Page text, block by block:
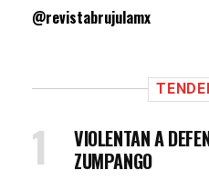
@revistabrujulamx
VIOLENTAN A
ZUMPANGO